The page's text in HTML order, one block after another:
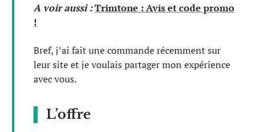
A voir aussi :Trimtone : Avis et code promo
!
Bref, j’ai fait une commande récemment sur
leur site et je voulais partager mon expérience
avec vous.
L’offre